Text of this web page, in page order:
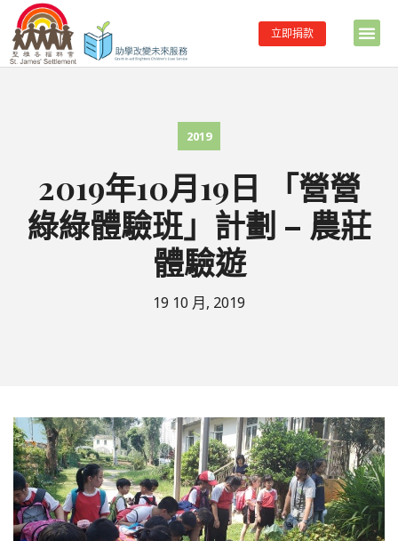
立即捐款
2019
2019年10月19日 「營營
綠綠體驗班」計劃 – 農莊
體驗遊
19 10 月, 2019